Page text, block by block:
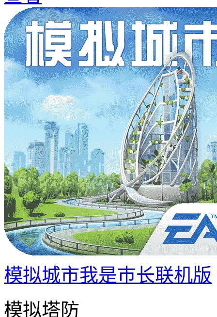
模拟城市我是巿长联机版
模拟塔防